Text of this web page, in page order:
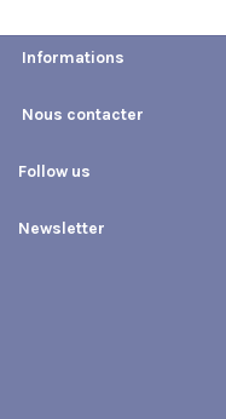
Informations
Nous contacter
Follow us
Newsletter